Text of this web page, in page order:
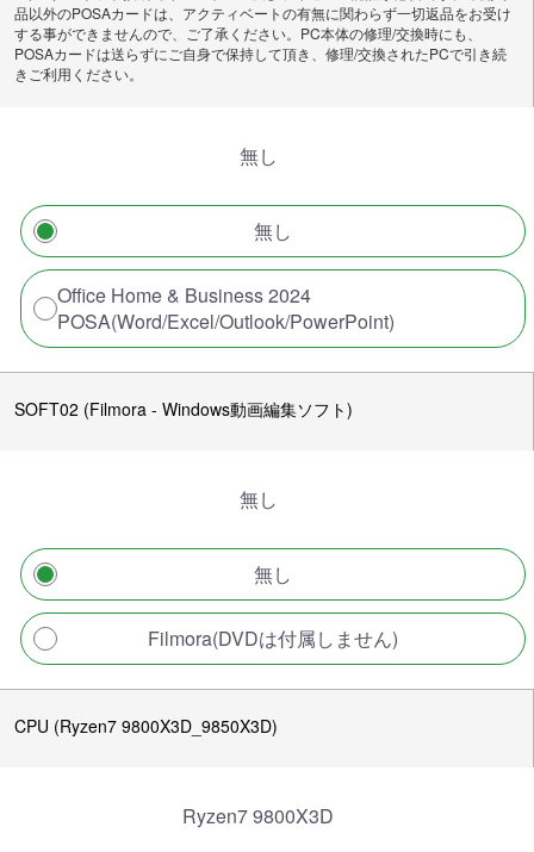
品以外のPOSAカードは、アクティベートの有無に関わらず一切返品をお受け
する事ができませんので、ご了承ください。PC本体の修理/交換時にも、
POSAカードは送らずにご自身で保持して頂き、修理/交換されたPCで引き続
きご利用ください。
無し
無し
Office Home & Business 2024
POSA(Word/Excel/Outlook/PowerPoint)
SOFT02 (Filmora - Windows動画編集ソフト)
無し
無し
Filmora(DVDは付属しません)
CPU (Ryzen7 9800X3D_9850X3D)
Ryzen7 9800X3D